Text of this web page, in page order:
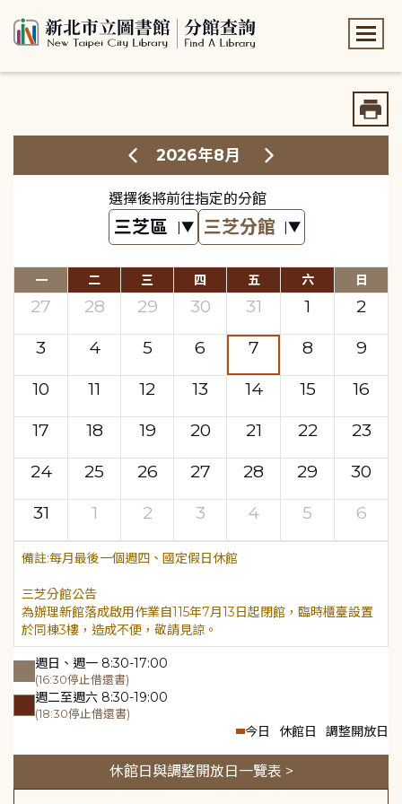
2026年8月
選擇後將前往指定的分館
一 二 三 四 五 六 日
27 28 29 30 31 1
2
3
4 5 6 7 8
9
10
11 12 13 14 15
16
17
18 19 20 21 22
23
24
25 26 27 28 29
30
31
1 2 3 4 5 6
每月最後一個週四、國定假日休館
三芝分館公告
為辦理新館落成啟用作業自115年7月13日起閉館，臨時櫃臺設置
於同棟3樓，造成不便，敬請見諒。
週日、週一 8:30-17:00
(16:30停止借還書)
週二至週六 8:30-19:00
(18:30停止借還書)
今日 休館日 調整開放日
休館日與調整開放日一覽表 >